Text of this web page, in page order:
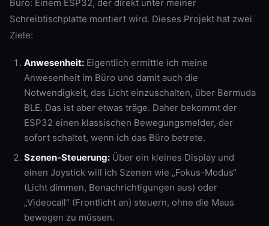
Büro: Einem ESP32, der direkt unter meiner
Schreibtischplatte montiert wird. Dieses Projekt hat zwei
Ziele:
Anwesenheit: Eigentlich ermittle ich meine
Anwesenheit im Büro und damit auch die
Notwendigkeit, das Licht einzuschalten, über Bermuda
BLE. Das ist aber etwas träge. Daher bekommt der
ESP32 einen klassischen Bewegungsmelder, der
sofort schaltet, wenn ich das Büro betrete.
Szenen-Steuerung: Über ein kleines Display und
einen Joystick will ich Szenen wie „Fokus-Modus“
(Licht dimmen, Benachrichtigungen aus) oder
„Videocall“ (Frontlicht an) steuern, ohne die Maus
bewegen zu müssen.